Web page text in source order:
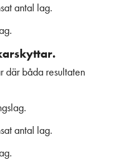
antal lag.
där båda resultaten
antal lag.